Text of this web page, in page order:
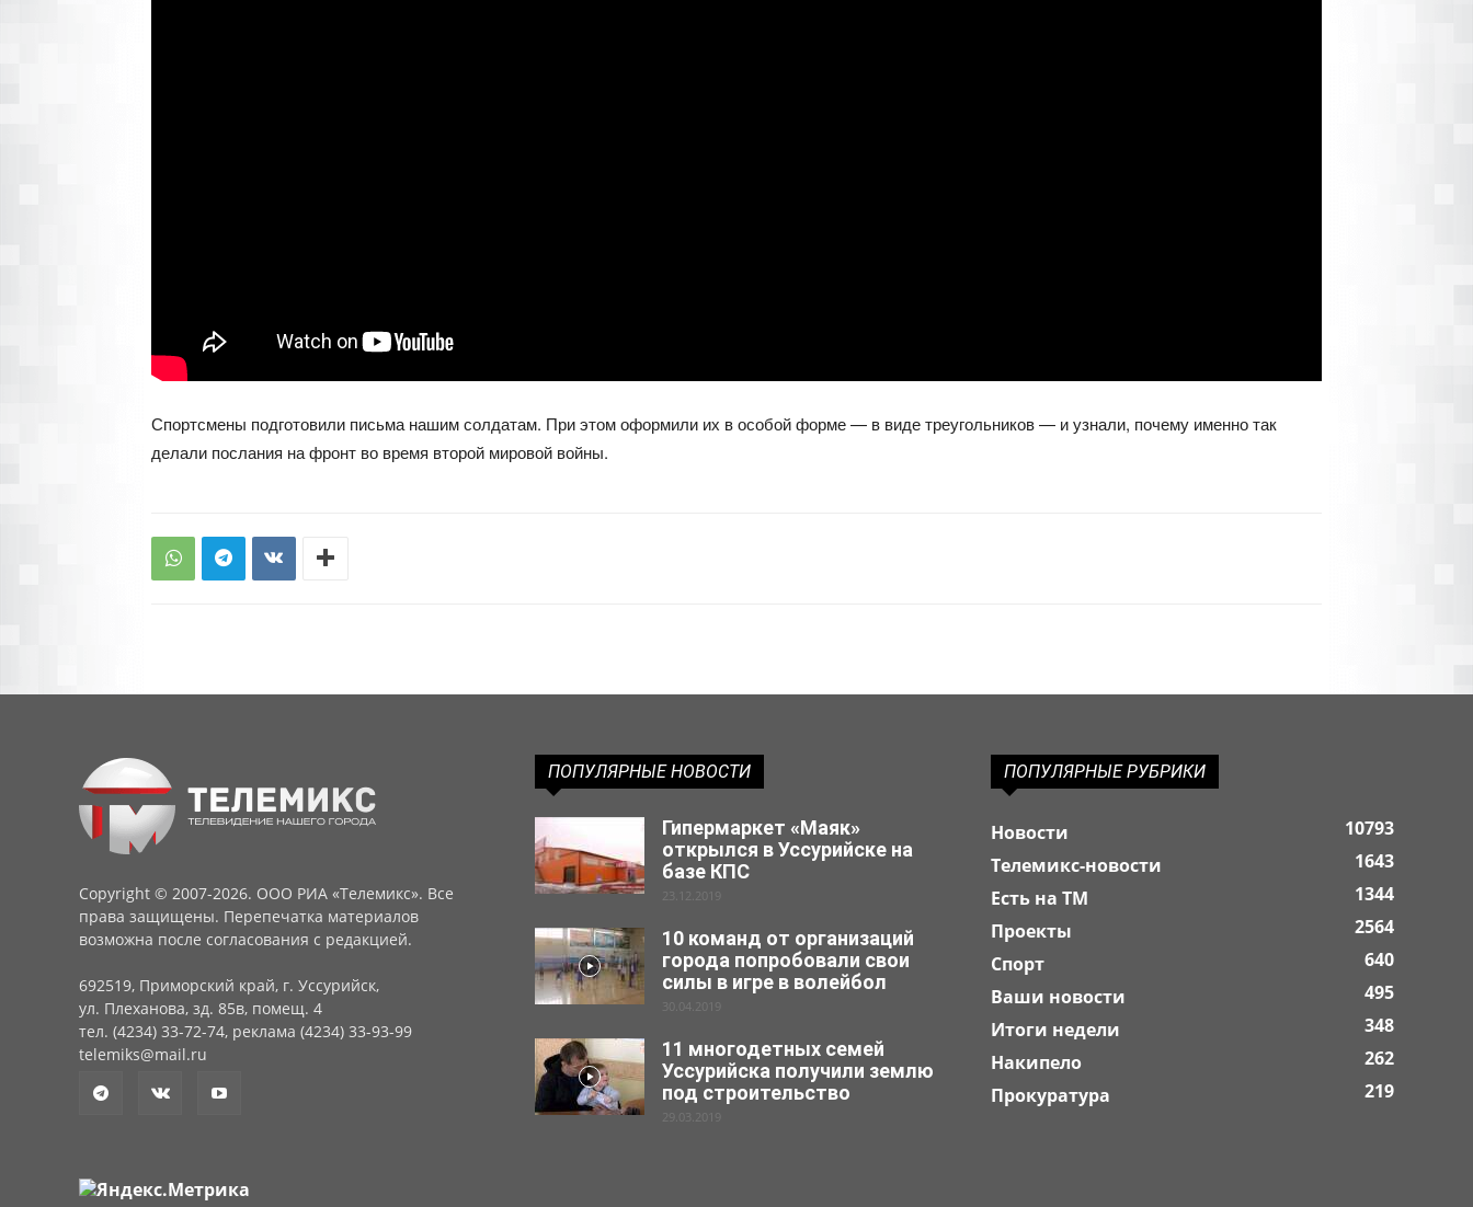
Спортсмены подготовили письма нашим солдатам. При этом оформили их в особой форме — в виде треугольников — и узнали, почему именно так
делали послания на фронт во время второй мировой войны.
Copyright © 2007-2026. ООО РИА «Телемикс». Все
права защищены. Перепечатка материалов
возможна после согласования с редакцией.
692519, Приморский край, г. Уссурийск,
ул. Плеханова, зд. 85в, помещ. 4
тел. (4234) 33-72-74, реклама (4234) 33-93-99
telemiks@mail.ru
ПОПУЛЯРНЫЕ НОВОСТИ
Гипермаркет «Маяк»
открылся в Уссурийске на
базе КПС
23.12.2019
10 команд от организаций
города попробовали свои
силы в игре в волейбол
30.04.2019
11 многодетных семей
Уссурийска получили землю
под строительство
29.03.2019
ПОПУЛЯРНЫЕ РУБРИКИ
Новости
10793
Телемикс-новости
1643
Есть на ТМ
1344
Проекты
2564
Спорт
640
Ваши новости
495
Итоги недели
348
Накипело
262
Прокуратура
219